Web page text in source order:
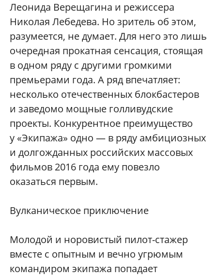
Леонида Верещагина и режиссера
Николая Лебедева. Но зритель об этом,
разумеется, не думает. Для него это лишь
очередная прокатная сенсация, стоящая
в одном ряду с другими громкими
премьерами года. А ряд впечатляет:
несколько отечественных блокбастеров
и заведомо мощные голливудские
проекты. Конкурентное преимущество
у «Экипажа» одно — в ряду амбициозных
и долгожданных российских массовых
фильмов 2016 года ему повезло
оказаться первым.
Вулканическое приключение
Молодой и норовистый пилот-стажер
вместе с опытным и вечно угрюмым
командиром экипажа попадает